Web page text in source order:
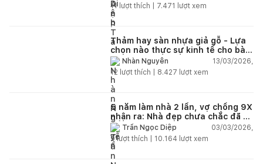
11lượt thích | 7.471 lượt xem
Thảm hay sàn nhựa giả gỗ - Lựa
chọn nào thực sự kinh tế cho bài
toán lâu dài?
Nhàn Nguyễn
13/03/2026,
12 lượt thích | 8.427 lượt xem
5 năm làm nhà 2 lần, vợ chồng 9X
nhận ra: Nhà đẹp chưa chắc đã dễ
sống!Trần Ngọc Diệp
03/03/2026,
9lượt thích | 10.164 lượt xem